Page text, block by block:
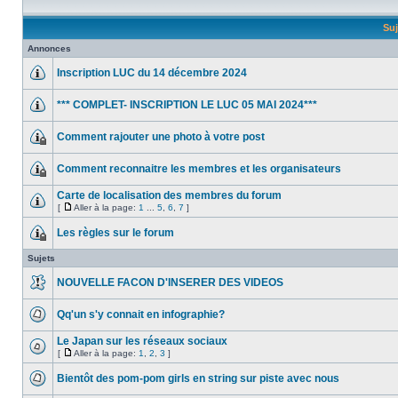
Annonces
Inscription LUC du 14 décembre 2024
*** COMPLET- INSCRIPTION LE LUC 05 MAI 2024***
Comment rajouter une photo à votre post
Comment reconnaitre les membres et les organisateurs
Carte de localisation des membres du forum
[ Aller à la page: 1 5 6 7 ]
Les règles sur le forum
Sujets
NOUVELLE FACON D'INSERER DES VIDEOS
Qq'un s'y connait en infographie?
Le Japan sur les réseaux sociaux
[ Aller à la page: 1 2 3 ]
Bientôt des pom-pom girls en string sur piste avec nous